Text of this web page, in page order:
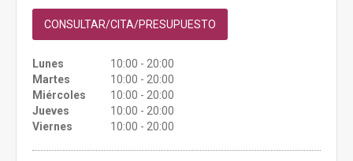
CONSULTAR/CITA/PRESUPUESTO
Lunes
10:00 - 20:00
Martes
10:00 - 20:00
Miércoles
10:00 - 20:00
Jueves
10:00 - 20:00
Viernes
10:00 - 20:00